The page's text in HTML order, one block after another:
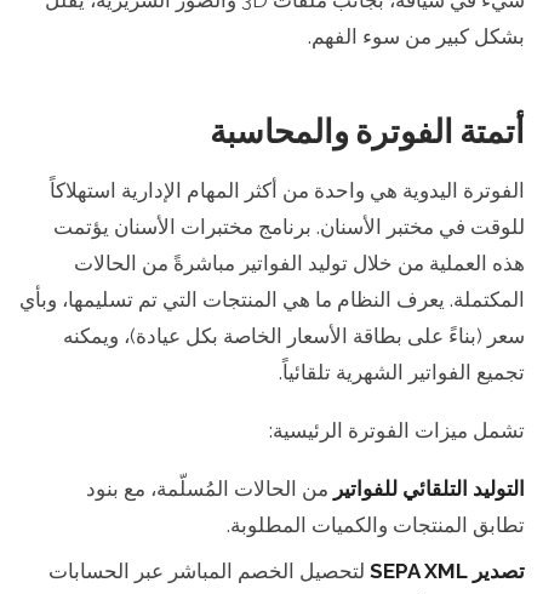
بشكل كبير من سوء الفهم.
أتمتة الفوترة والمحاسبة
الفوترة اليدوية هي واحدة من أكثر المهام الإدارية استهلاكاً
للوقت في مختبر الأسنان. برنامج مختبرات الأسنان يؤتمت
هذه العملية من خلال توليد الفواتير مباشرةً من الحالات
المكتملة. يعرف النظام ما هي المنتجات التي تم تسليمها، وبأي
سعر (بناءً على بطاقة الأسعار الخاصة بكل عيادة)، ويمكنه
تجميع الفواتير الشهرية تلقائياً.
تشمل ميزات الفوترة الرئيسية:
التوليد التلقائي للفواتير من الحالات المُسلّمة، مع بنود
تطابق المنتجات والكميات المطلوبة.
تصدير SEPA XML
لتحصيل الخصم المباشر عبر الحسابات